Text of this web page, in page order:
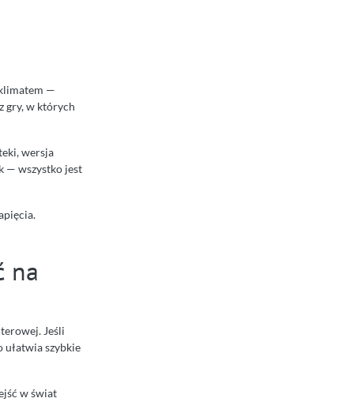
—
gry, w których
wersja
— wszystko jest
na
Jeśli
ułatwia szybkie
w świat